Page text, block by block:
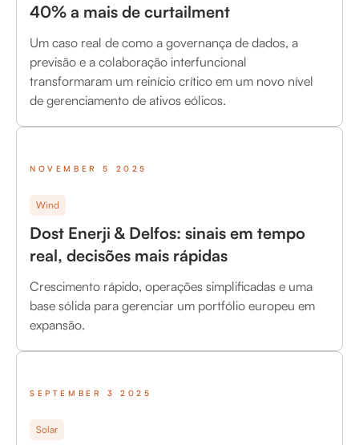
40% a mais de curtailment
Um caso real de como a governança de dados, a
previsão e a colaboração interfuncional
transformaram um reinício crítico em um novo nível
de gerenciamento de ativos eólicos.
NOVEMBER 5 2025
Wind
Dost Enerji & Delfos: sinais em tempo
real, decisões mais rápidas
Crescimento rápido, operações simplificadas e uma
base sólida para gerenciar um portfólio europeu em
expansão.
SEPTEMBER 3 2025
Solar